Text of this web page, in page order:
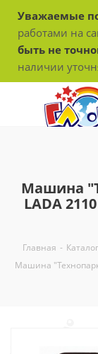
Уважаемые
работами на
быть не
наличии
Машина
LADA
Главная - Каталог
Машина